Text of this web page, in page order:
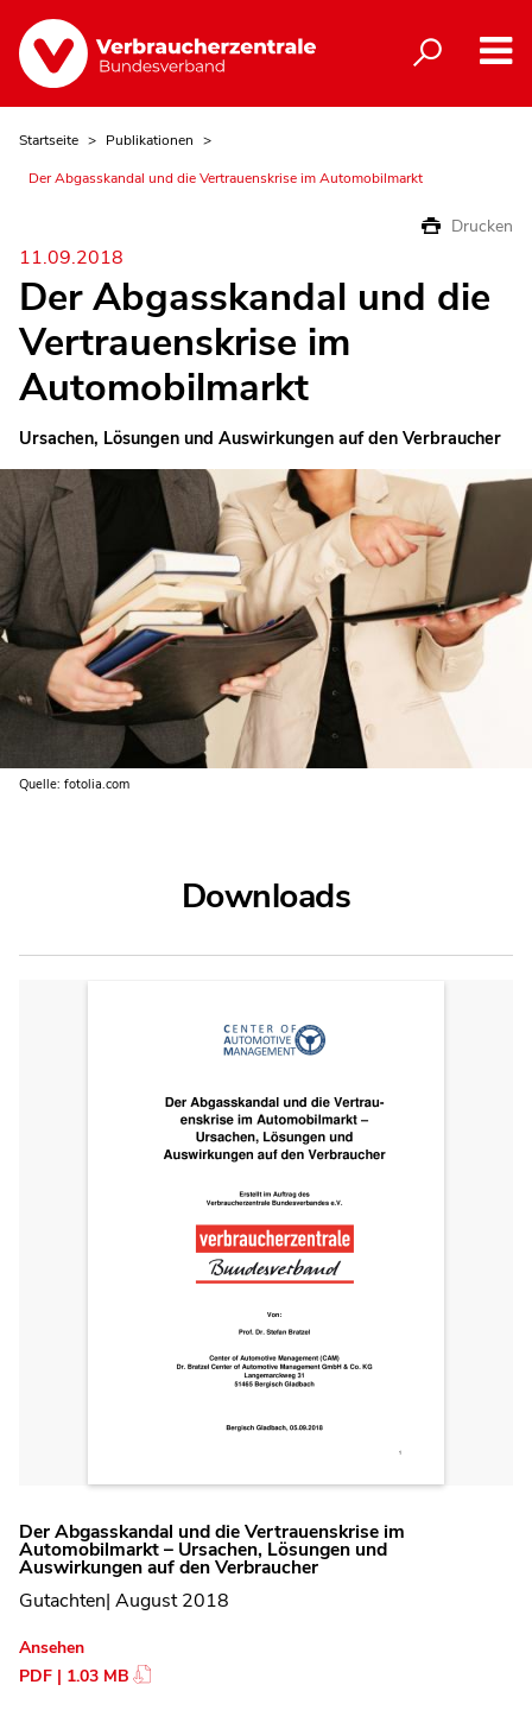
Startseite
Publikationen
Der Abgasskandal und die Vertrauenskrise im Automobilmarkt
Drucken
11.09.2018
Der Abgasskandal und die
Vertrauenskrise im
Automobilmarkt
Ursachen, Lösungen und Auswirkungen auf den Verbraucher
Quelle: fotolia.com
Downloads
Der Abgasskandal und die Vertrauenskrise im
Automobilmarkt – Ursachen, Lösungen und
Auswirkungen auf den Verbraucher
Gutachten| August 2018
Ansehen
PDF | 1.03 MB